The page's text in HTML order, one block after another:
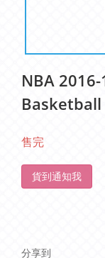
NBA
Basketball
售完
貨到通知我
分享到